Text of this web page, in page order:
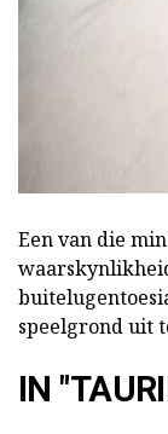
Een van die
speelgrond uit
IN